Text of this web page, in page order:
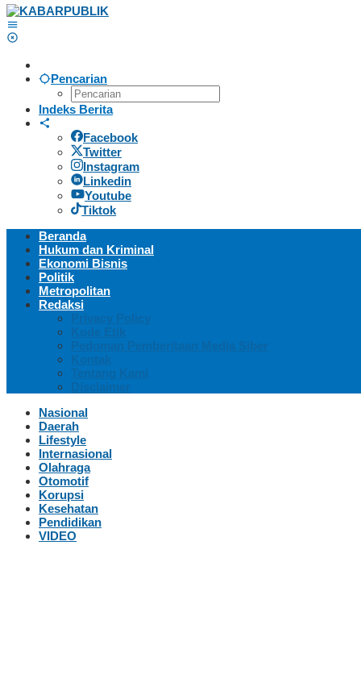
Pencarian
Indeks Berita
Facebook
Twitter
Instagram
Linkedin
Youtube
Tiktok
Beranda
Hukum dan Kriminal
Ekonomi Bisnis
Politik
Metropolitan
Redaksi
Privacy Policy
Kode Etik
Pedoman Pemberitaan Media Siber
Kontak
Tentang Kami
Disclaimer
Nasional
Daerah
Lifestyle
Internasional
Olahraga
Otomotif
Korupsi
Kesehatan
Pendidikan
VIDEO